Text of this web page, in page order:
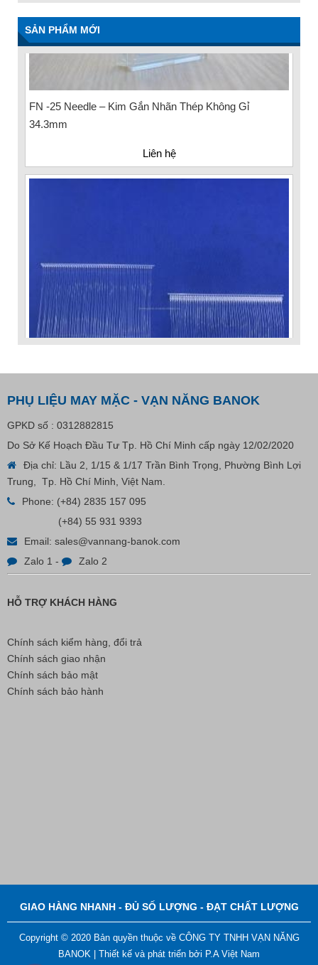
SẢN PHẨM MỚI
VP Fas Loop (PP) – Dây Treo Nhãn, Ti Bắn, Đạn Vòng
Treo Nhãn Mác
PHỤ LIỆU MAY MẶC - VẠN NĂNG BANOK
GPKD số : 0312882815
Do Sở Kế Hoạch Đầu Tư Tp. Hồ Chí Minh cấp ngày 12/02/2020
Địa chỉ: Lầu 2, 1/15 & 1/17 Trần Bình Trọng, Phường Bình Lợi
Trung, Tp. Hồ Chí Minh, Việt Nam.
Phone: (+84) 2835 157 095
(+84) 55 931 9393
Email: sales@vannang-banok.com
Zalo 1 - Zalo 2
HỖ TRỢ KHÁCH HÀNG
Chính sách kiểm hàng, đổi trả
Chính sách giao nhận
Chính sách bảo mật
Chính sách bảo hành
GIAO HÀNG NHANH - ĐỦ SỐ LƯỢNG - ĐẠT CHẤT LƯỢNG
Copyright © 2020 Bản quyền thuộc về CÔNG TY TNHH VẠN NĂNG
BANOK | Thiết kế và phát triển bởi P.A Việt Nam